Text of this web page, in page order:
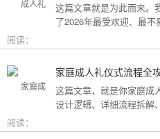
这篇文章就是为此而来。
了2026年最受欢迎、最
选逻辑和避坑指南，帮
朋友）的18岁写下最温暖
阅读：
这篇文章，就是你家庭成
设计逻辑、详细流程拆解
帮你在家里，为18岁的
年加冕。
阅读：